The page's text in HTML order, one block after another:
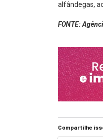
alfândegas,
FONTE:
Compartilhe